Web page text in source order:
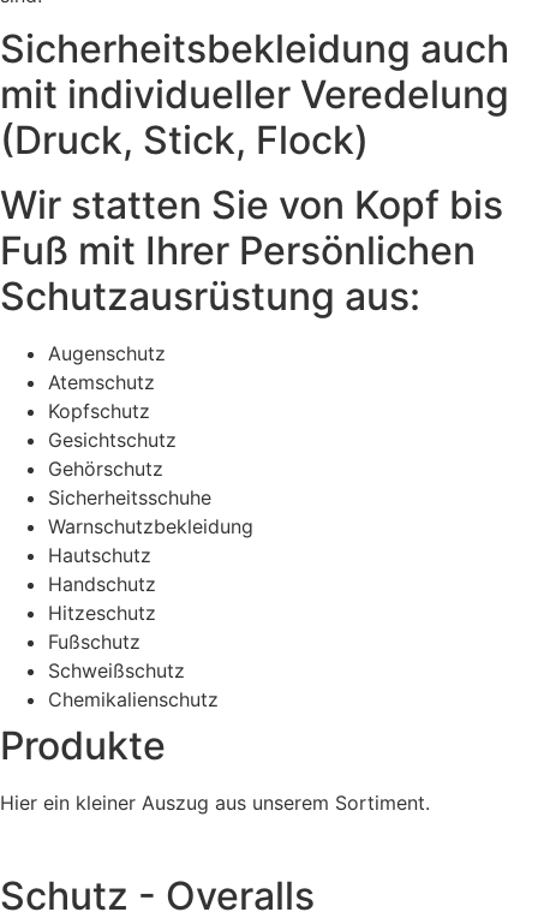
Sicherheitsbekleidung auch
mit individueller Veredelung
(Druck, Stick, Flock)
Wir statten Sie von Kopf bis
Fuß mit Ihrer Persönlichen
Schutzausrüstung aus:
Augenschutz
Atemschutz
Kopfschutz
Gesichtschutz
Gehörschutz
Sicherheitsschuhe
Warnschutzbekleidung
Hautschutz
Handschutz
Hitzeschutz
Fußschutz
Schweißschutz
Chemikalienschutz
Produkte
Hier ein kleiner Auszug aus unserem Sortiment.
Schutz - Overalls